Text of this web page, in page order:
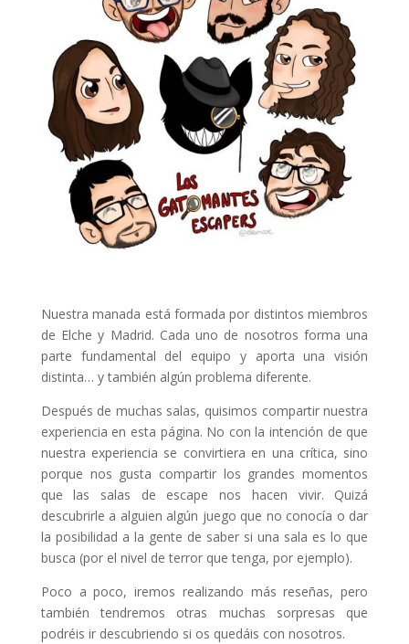
Nuestra manada está formada por distintos miembros
de Elche y Madrid. Cada uno de nosotros forma una
parte fundamental del equipo y aporta una visión
distinta… y también algún problema diferente.
Después de muchas salas, quisimos compartir nuestra
experiencia en esta página. No con la intención de que
nuestra experiencia se convirtiera en una crítica, sino
porque nos gusta compartir los grandes momentos
que las salas de escape nos hacen vivir. Quizá
descubrirle a alguien algún juego que no conocía o dar
la posibilidad a la gente de saber si una sala es lo que
busca (por el nivel de terror que tenga, por ejemplo).
Poco a poco, iremos realizando más reseñas, pero
también tendremos otras muchas sorpresas que
podréis ir descubriendo si os quedáis con nosotros.